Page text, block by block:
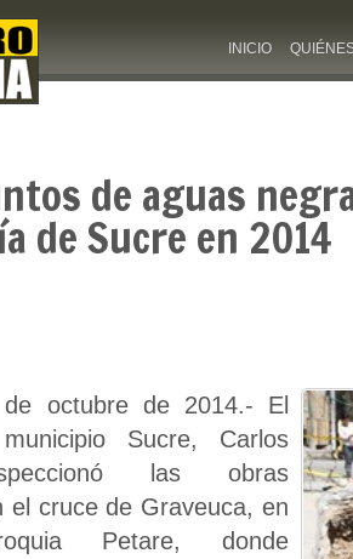
INICIO
de aguas
de Sucre en 2014
octubre de 2014.- El
Sucre, Carlos
las obras
el cruce de Graveuca, en
Petare, donde